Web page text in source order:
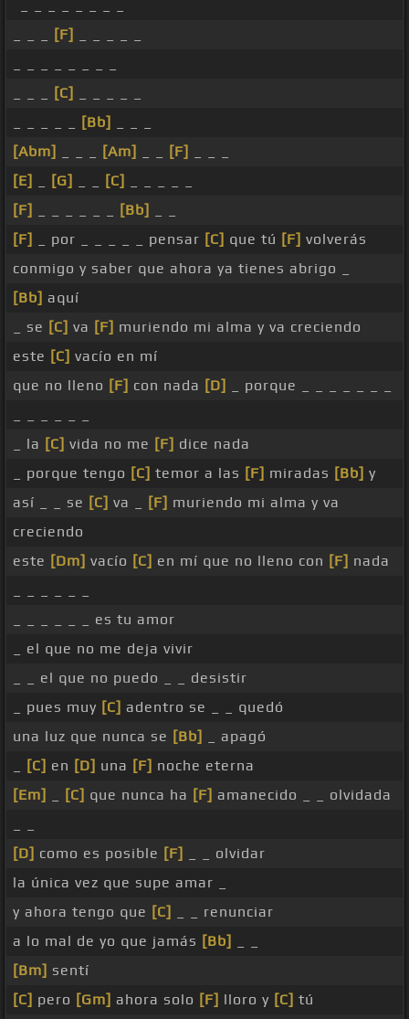
[F]
[C]
[Bb]
[Abm]
[Am] [F]
[E]
[G] [C]
[F]
[Bb]
[F]
_ por _ _ _ _ _ pensar [C] que tú [F] volverás
conmigo y saber que ahora ya tienes abrigo _
[Bb] aquí
_ se [C] va [F] muriendo mi alma y va creciendo
este [C] vacío en mí
que no lleno [F] con nada [D]
_ porque _ _ _ _ _ _ _
_ la [C] vida no me [F] dice nada
_ porque tengo [C] temor a las [F] miradas [Bb] y
así _ _ se [C] va _ [F] muriendo mi alma y va
creciendo
este [Dm] vacío [C] en mí que no lleno con [F] nada
_ _ _ _ _ _ es tu amor
_ el que no me deja vivir
_ _ el que no puedo _ _ desistir
_ pues muy [C] adentro se _ _ quedó
una luz que nunca se [Bb]
_ apagó
[C] en [D] una [F] noche eterna
[Em]
[C] que nunca ha [F] amanecido _ _ olvidada
[D] como es posible [F]
_ _ olvidar
la única vez que supe amar _
y ahora tengo que [C]
_ _ renunciar
a lo mal de yo que jamás [Bb]
[Bm] sentí
[C] pero [Gm] ahora solo [F] lloro y [C] tú